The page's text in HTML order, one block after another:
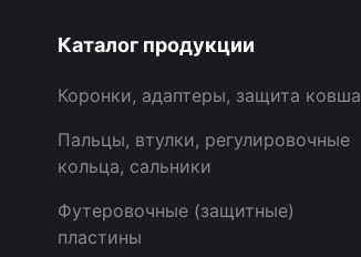
Каталог продукции
Коронки, адаптеры, защита ковша
Пальцы, втулки, регулировочные
кольца, сальники
Футеровочные (защитные)
пластины